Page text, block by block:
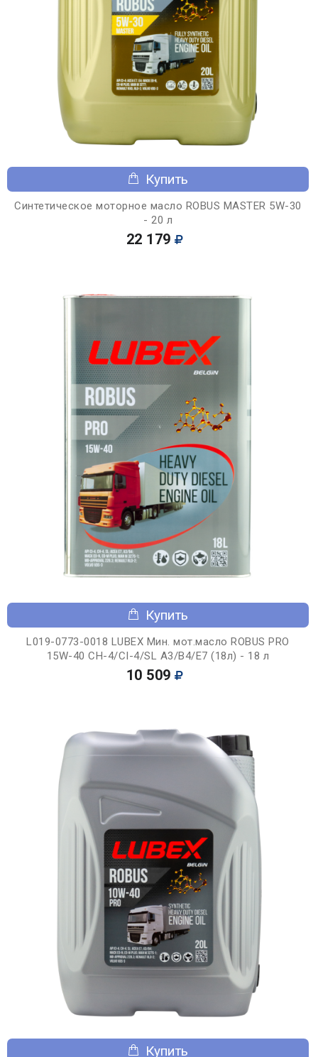
Купить
Синтетическое моторное масло ROBUS MASTER 5W-30
- 20 л
22 179
Купить
L019-0773-0018 LUBEX Мин. мот.масло ROBUS PRO
15W-40 CH-4/CI-4/SL A3/B4/E7 (18л) - 18 л
10 509
Купить